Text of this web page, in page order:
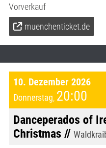
Vorverkauf
muenchenticket.de
10. Dezember 2026
Donnerstag, 20:00
Danceperados of
Christmas //